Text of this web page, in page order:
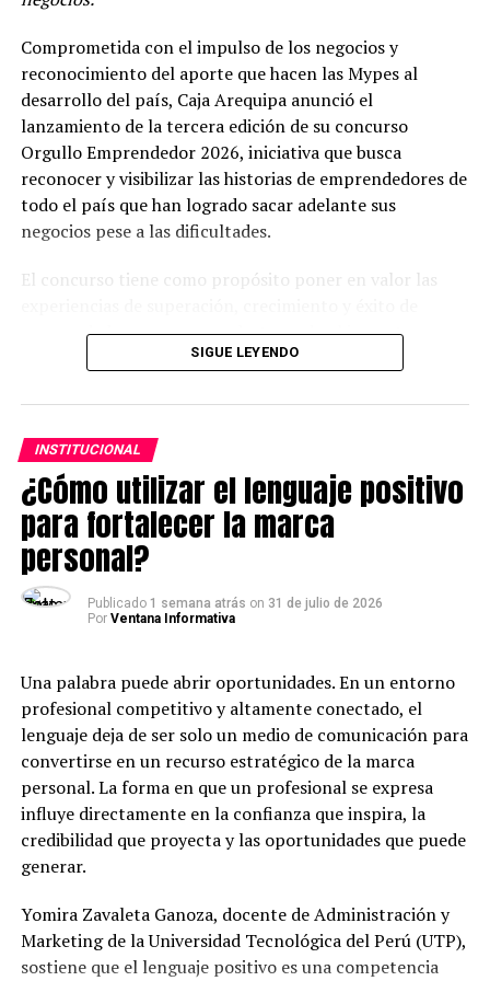
Finalmente, Hidrandina pidió el apoyo de la ciudadanía
para denunciar estos casos a través de la línea gratuita
0801-71001, el correo atencionhdna@distriluz.com.pe,
el WhatsApp 948 327 474, la página oficial de Facebook
de Hidrandina o mediante la aplicación gratuita App
Distriluz, disponible para dispositivos Android e iOS,
donde se brinda atención las 24 horas del día.
Comprometida con el impulso de los negocios y
reconocimiento del aporte que hacen las Mypes al
desarrollo del país, Caja Arequipa anunció el
lanzamiento de la tercera edición de su concurso
Orgullo Emprendedor 2026, iniciativa que busca
reconocer y visibilizar las historias de emprendedores de
todo el país que han logrado sacar adelante sus
negocios pese a las dificultades.
El concurso tiene como propósito poner en valor las
emprendedores peruanos, destacando el impacto que
sus negocios generan en sus familias, comunidades y en
Arequipa busca inspirar a más peruanos a emprender y
fortalecer el reconocimiento social hacia quienes
construyen negocios desde el esfuerzo propio.
La convocatoria contempla seis categorías: Fuerza
Mujer, dirigida a emprendedoras que hayan superado y
enfrentado barreras de género; Emprendedor Joven,
para jóvenes líderes de negocio con alto potencial de
crecimiento; MYPE Sostenible, que reconoce prácticas
conjunto; Emprendimiento Innovador, que premia
soluciones que usan la innovación como pilar; y Legado
que Inspira, dirigida a emprendimientos con más de 10
años que han logrado un impacto destacado en sus
comunidades.
Esta edición premiará a 18 ganadores a nivel nacional,
con un fondo total de S/ 180,000. Cada categoría
6,000 y un Bronce de S/ 4,000, y la mejor postulación de
todas se llevará, además, el Gran Premio Orgullo
SIGUE LEYENDO
INSTITUCIONAL
¿Cómo utilizar el lenguaje positivo
para fortalecer la marca
personal?
Publicado 1 semana atrás on 31 de julio de 2026
Por Ventana Informativa
Una palabra puede abrir oportunidades. En un entorno
profesional competitivo y altamente conectado, el
lenguaje deja de ser solo un medio de comunicación para
convertirse en un recurso estratégico de la marca
personal. La forma en que un profesional se expresa
influye directamente en la confianza que inspira, la
credibilidad que proyecta y las oportunidades que puede
generar.
Yomira Zavaleta Ganoza, docente de Administración y
Marketing de la Universidad Tecnológica del Perú (UTP),
sostiene que el lenguaje positivo es una competencia